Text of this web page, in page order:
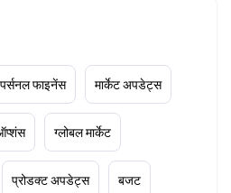
पर्सनल फाइनेंस मार्केट अपडेट्स
ग्लोबल मार्केट
प्रोडक्ट अपडेट्स बजट